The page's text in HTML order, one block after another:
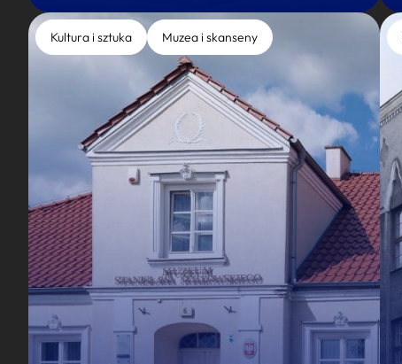
Kultura i sztuka Muzea i skanseny